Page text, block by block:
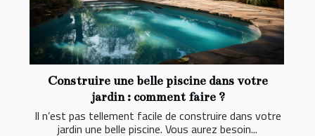
Construire une belle piscine dans votre
jardin : comment faire ?
Il n’est pas tellement facile de construire dans votre
jardin une belle piscine. Vous aurez besoin...